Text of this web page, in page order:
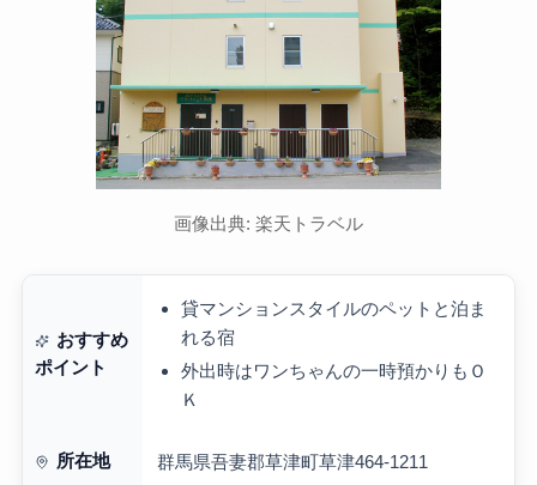
画像出典: 楽天トラベル
おすすめ
ポイント
貸マンションスタイルのペットと泊ま
れる宿
外出時はワンちゃんの一時預かりもＯ
Ｋ
所在地 群馬県吾妻郡草津町草津464-1211